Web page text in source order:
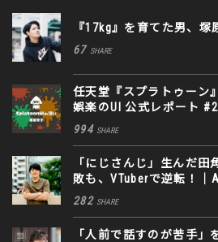
『17kg』を育てた男、塚
67 SHARE
任天堂『スプラトゥーン
娯楽のUI 公式レポート #2
994 SHARE
「にじさんじ」生んだ
敗も、VTuberで逆転！｜
282 SHARE
「人前で話すのが苦手